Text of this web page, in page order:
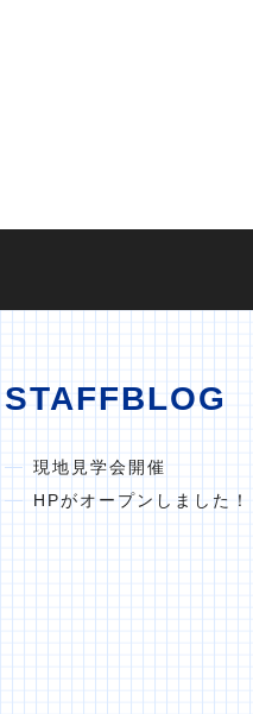
STAFFBLOG
現地見学会開催
HPがオープンしました！